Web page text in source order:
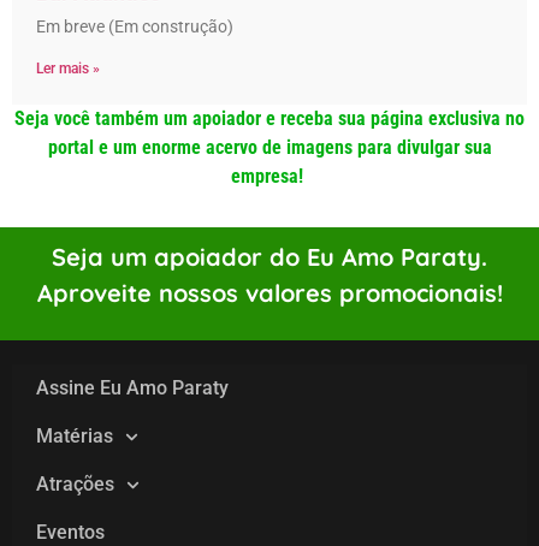
Em breve (Em construção)
Ler mais »
Seja você também um apoiador e receba sua página exclusiva no
portal e um enorme acervo de imagens para divulgar sua
empresa!
Seja um apoiador do Eu Amo Paraty.
Aproveite nossos valores promocionais!
Assine Eu Amo Paraty
Matérias
Atrações
Eventos